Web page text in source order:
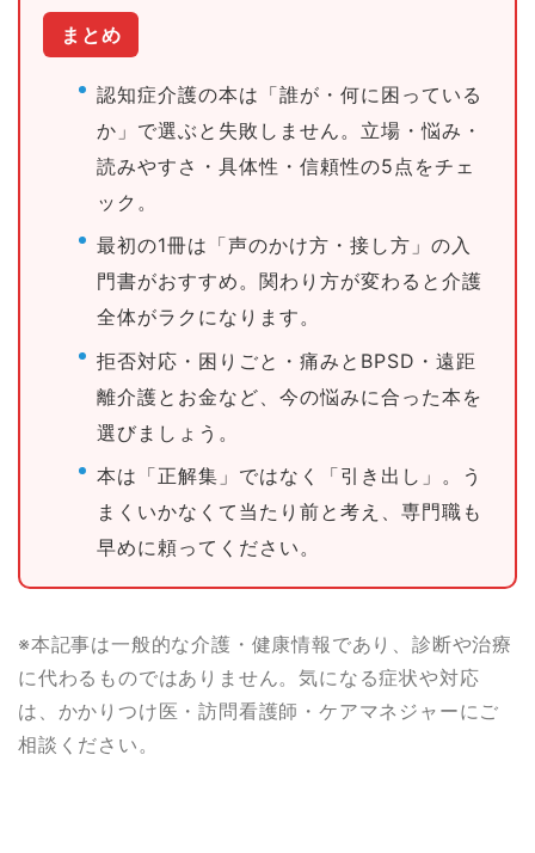
まとめ
認知症介護の本は「誰が・何に困っている
か」で選ぶと失敗しません。立場・悩み・
読みやすさ・具体性・信頼性の5点をチェ
ック。
最初の1冊は「声のかけ方・接し方」の入
門書がおすすめ。関わり方が変わると介護
全体がラクになります。
拒否対応・困りごと・痛みとBPSD・遠距
離介護とお金など、今の悩みに合った本を
選びましょう。
本は「正解集」ではなく「引き出し」。う
まくいかなくて当たり前と考え、専門職も
早めに頼ってください。
※本記事は一般的な介護・健康情報であり、診断や治療
に代わるものではありません。気になる症状や対応
は、かかりつけ医・訪問看護師・ケアマネジャーにご
相談ください。